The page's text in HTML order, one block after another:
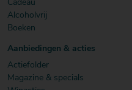
Cadeau
Alcoholvrij
Boeken
Aanbiedingen & acties
Actiefolder
Magazine & specials